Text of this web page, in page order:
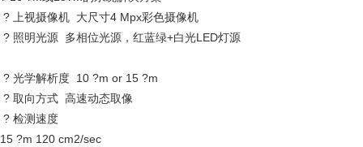
? 上视摄像机  大尺寸4 Mpx彩色摄像机
? 照明光源  多相位光源，红蓝绿+白光LED灯源
? 光学解析度  10 ?m or 15 ?m
? 取向方式  高速动态取像
? 检测速度
15 ?m 120 cm2/sec